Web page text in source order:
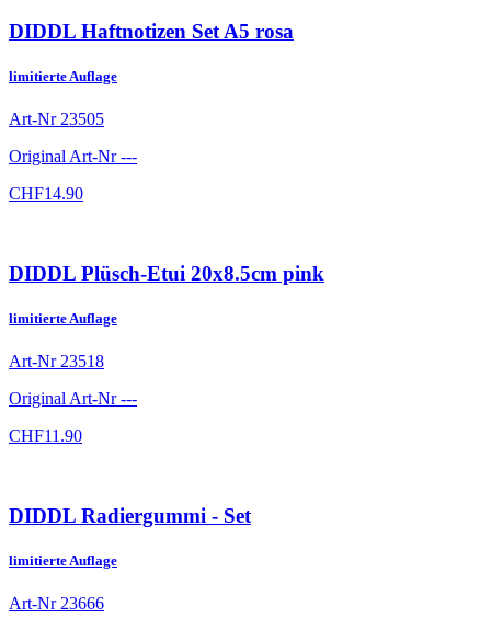
DIDDL Haftnotizen Set A5 rosa
limitierte Auflage
Art-Nr 23505
Original Art-Nr---
CHF14.90
DIDDL Plüsch-Etui 20x8.5cm pink
limitierte Auflage
Art-Nr 23518
Original Art-Nr---
CHF11.90
DIDDL Radiergummi - Set
limitierte Auflage
Art-Nr23666